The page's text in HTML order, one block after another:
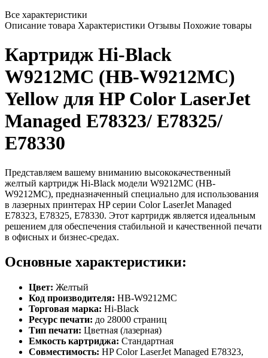
Все характеристики
Описание товара Характеристики Отзывы Похожие товары
Картридж Hi-Black
W9212MC (HB-W9212MC)
Yellow для HP Color LaserJet
Managed E78323/ E78325/
E78330
Представляем вашему вниманию высококачественный
желтый картридж Hi-Black модели W9212MC (HB-
W9212MC), предназначенный специально для использования
в лазерных принтерах HP серии Color LaserJet Managed
E78323, E78325, E78330. Этот картридж является идеальным
решением для обеспечения стабильной и качественной печати
в офисных и бизнес-средах.
Основные характеристики:
Цвет: Желтый
Код производителя: HB-W9212MC
Торговая марка: Hi-Black
Ресурс печати: до 28000 страниц
Тип печати: Цветная (лазерная)
Емкость картриджа: Стандартная
Совместимость: HP Color LaserJet Managed E78323,